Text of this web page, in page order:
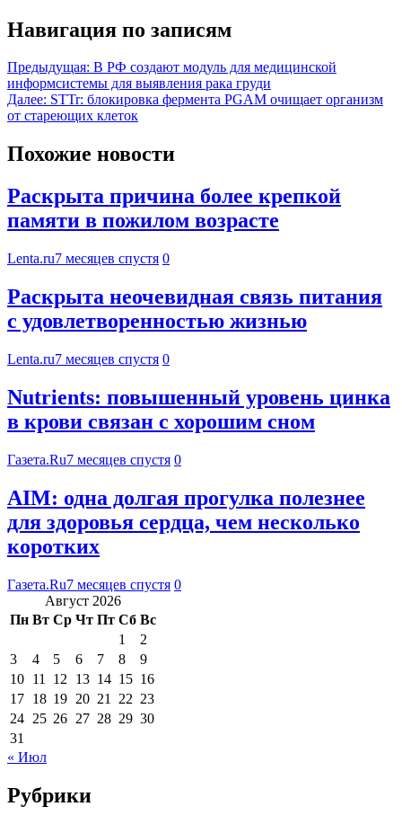
Навигация по записям
Предыдущая: В РФ создают модуль для медицинской
информсистемы для выявления рака груди
Далее: STTr: блокировка фермента PGAM очищает организм
от стареющих клеток
Похожие новости
Раскрыта причина более крепкой
памяти в пожилом возрасте
Lenta.ru7 месяцев спустя 0
Раскрыта неочевидная связь питания
с удовлетворенностью жизнью
Lenta.ru7 месяцев спустя 0
Nutrients: повышенный уровень цинка
в крови связан с хорошим сном
Газета.Ru7 месяцев спустя 0
АIМ: одна долгая прогулка полезнее
для здоровья сердца, чем несколько
коротких
Газета.Ru7 месяцев спустя 0
Август 2026
Пн Вт Ср Чт Пт Сб Вс
1
2
3
4 5 6 7 8
9
10 11 12 13 14 15 16
17 18 19 20 21 22 23
24 25 26 27 28 29 30
31
« Июл
Рубрики